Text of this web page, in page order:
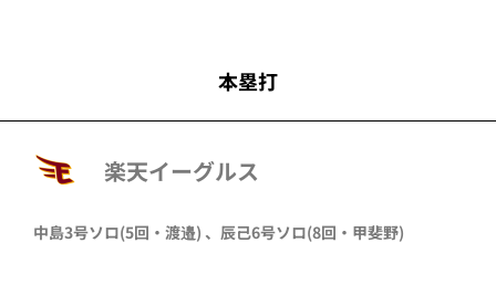
本塁打
楽天イーグルス
中島3号ソロ(5回・ 渡邉) 、 辰己6号ソロ(8回・ 甲斐野)